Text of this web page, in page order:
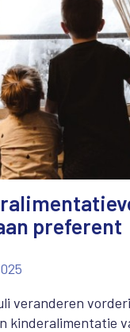
preferent
veranderen
kinderalimentatie